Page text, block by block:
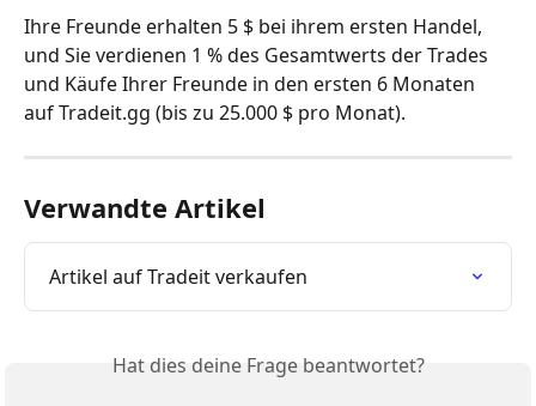
Ihre Freunde erhalten 5 $ bei ihrem ersten Handel,
und Sie verdienen 1 % des Gesamtwerts der Trades
und Käufe Ihrer Freunde in den ersten 6 Monaten
auf Tradeit.gg (bis zu 25.000 $ pro Monat).
Verwandte Artikel
Artikel auf Tradeit verkaufen
Hat dies deine Frage beantwortet?